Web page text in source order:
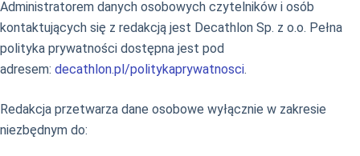
Administratorem danych osobowych czytelników i osób
kontaktujących się z redakcją jest Decathlon Sp. z o.o. Pełna
polityka prywatności dostępna jest pod
adresem: decathlon.pl/politykaprywatnosci.
Redakcja przetwarza dane osobowe wyłącznie w zakresie
niezbędnym do: